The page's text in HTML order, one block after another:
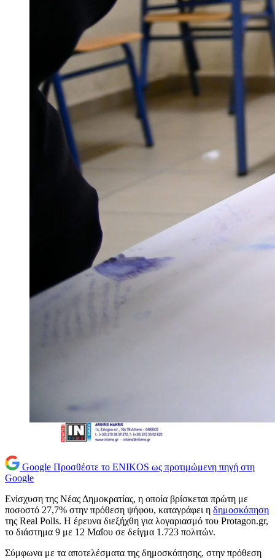
Google Προσθέστε το ENIKOS ως προτιμώμενη πηγή στη
Google
Ενίσχυση της Νέας Δημοκρατίας, η οποία βρίσκεται πρώτη με
ποσοστό 27,7% στην πρόθεση ψήφου, καταγράφει η δημοσκόπηση
της Real Polls. Η έρευνα διεξήχθη για λογαριασμό του Protagon.gr,
το διάστημα 9 με 12 Μαΐου σε δείγμα 1.723 πολιτών.
Σύμφωνα με τα αποτελέσματα της δημοσκόπησης, στην πρόθεση